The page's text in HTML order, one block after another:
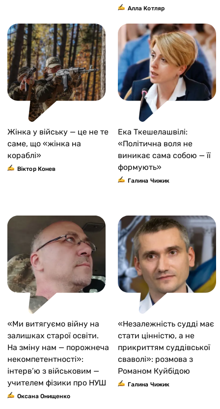
Алла Котляр
Жінка у війську — це не те
саме, що «жінка на
кораблі»
Віктор Конев
Ека Ткешелашвілі:
«Політична воля не
виникає сама собою — її
формують»
Галина Чижик
«Ми витягуємо війну на
залишках старої освіти.
На зміну нам — порожнеча
некомпетентності»:
інтерв’ю з військовим —
учителем фізики про НУШ
Оксана Онищенко
«Незалежність судді має
стати цінністю, а не
прикриттям суддівської
сваволі»: розмова з
Романом Куйбідою
Галина Чижик